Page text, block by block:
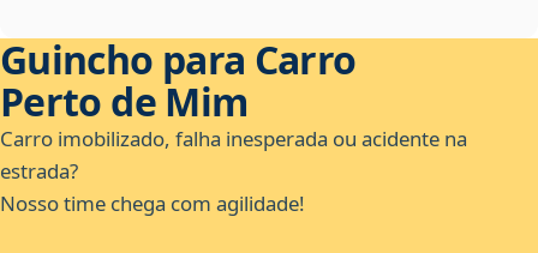
Guincho para Carro
Perto de Mim
Carro imobilizado, falha inesperada ou acidente na
estrada?
Nosso time chega com agilidade!